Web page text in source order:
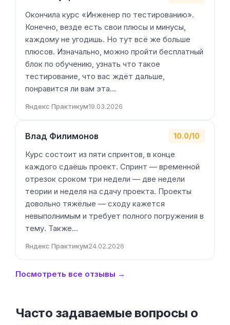
Окончила курс «Инженер по тестированию».
Конечно, везде есть свои плюсы и минусы,
каждому не угодишь. Но тут всё же больше
плюсов. Изначально, можно пройти бесплатный
блок по обучению, узнать что такое
тестирование, что вас ждёт дальше,
понравится ли вам эта…
Яндекс Практикум19.03.2026
Влад Филимонов 10.0/10
Курс состоит из пяти спринтов, в конце
каждого сдаёшь проект. Спринт — временной
отрезок сроком три недели — две недели
теории и неделя на сдачу проекта. Проекты
довольно тяжёлые — сходу кажется
невыполнимым и требует полного погружения в
тему. Также…
Яндекс Практикум24.02.2026
Посмотреть все отзывы →
Часто задаваемые вопросы о